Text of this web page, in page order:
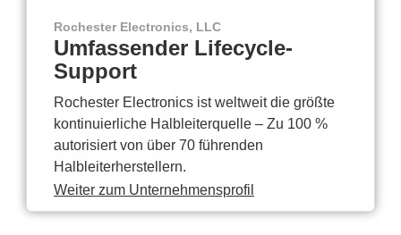
Rochester Electronics, LLC
Umfassender Lifecycle-
Support
Rochester Electronics ist weltweit die größte
kontinuierliche Halbleiterquelle – Zu 100 %
autorisiert von über 70 führenden
Halbleiterherstellern.
Weiter zum Unternehmensprofil